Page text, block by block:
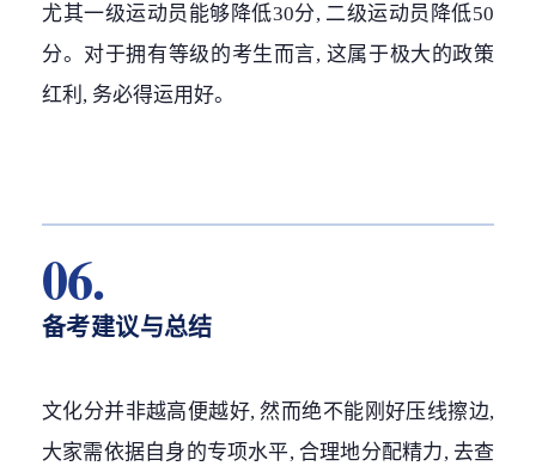
尤其一级运动员能够降低30分, 二级运动员降低50
分。对于拥有等级的考生而言, 这属于极大的政策
红利, 务必得运用好。
06.
备考建议与总结
文化分并非越高便越好, 然而绝不能刚好压线擦边,
大家需依据自身的专项水平, 合理地分配精力, 去查